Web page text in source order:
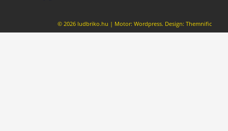
© 2026 ludbriko.hu | Motor: Wordpress. Design: Themnific